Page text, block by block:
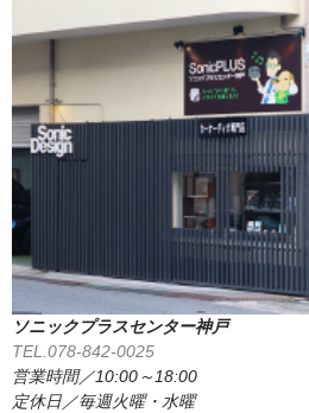
ソニックプラスセンター神戸
TEL.078-842-0025
営業時間／10:00～18:00
定休日／毎週火曜・水曜